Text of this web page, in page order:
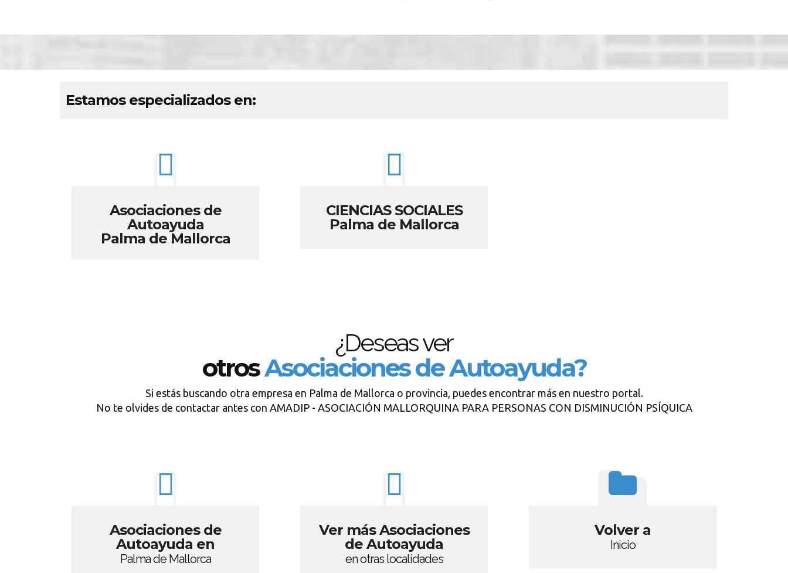
Estamos especializados en:
Asociaciones de
Autoayuda
Palma de Mallorca
CIENCIAS SOCIALES
Palma de Mallorca
¿Deseas ver
otrosAsociaciones de Autoayuda?
Si estás buscando otra empresa en Palma de Mallorca o provincia, puedes encontrar más en nuestro portal.
No te olvides de contactar antes con AMADIP - ASOCIACIÓN MALLORQUINA PARA PERSONAS CON DISMINUCIÓN PSÍQUICA
Asociaciones de
Autoayuda en
Palma de Mallorca
Ver más Asociaciones
de Autoayuda
en otras localidades
Volver a
Inicio